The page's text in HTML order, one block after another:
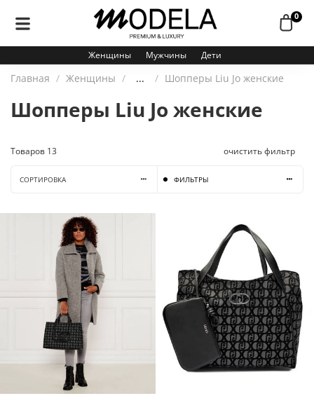
0
Женщины Мужчины Дети
Главная Женщины ... Шопперы Liu Jo женские
Шопперы Liu Jo женские
Товаров 13 очистить фильтр
СОРТИРОВКА ФИЛЬТРЫ